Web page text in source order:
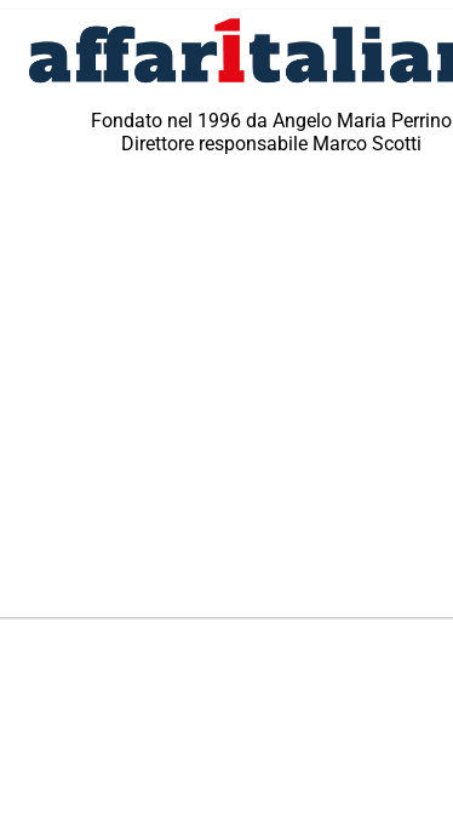
Fondato nel 1996 da Angelo Maria Perrino
Direttore responsabile Marco Scotti